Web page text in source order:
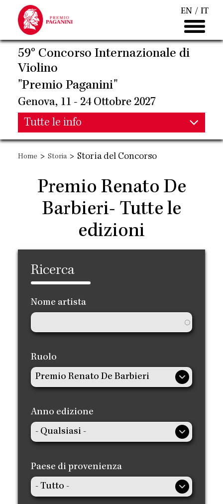
contenuto
principale
EN IT
59° Concorso Internazionale di
Violino
"Premio Paganini"
Genova, 11 - 24 Ottobre 2027
Main
navigation
Tutte le info
Main
navigation
Home > Storia > Storia del Concorso
Premio Renato De
Barbieri- Tutte le
edizioni
Ricerca
Nome artista
Ruolo
Anno edizione
Paese di provenienza